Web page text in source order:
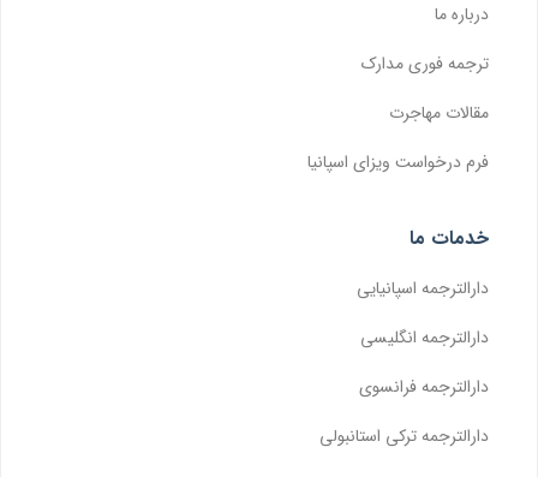
درباره ما
ترجمه فوری مدارک
مقالات مهاجرت
فرم درخواست ویزای اسپانیا
خدمات ما
دارالترجمه اسپانیایی
دارالترجمه انگلیسی
دارالترجمه فرانسوی
دارالترجمه ترکی استانبولی